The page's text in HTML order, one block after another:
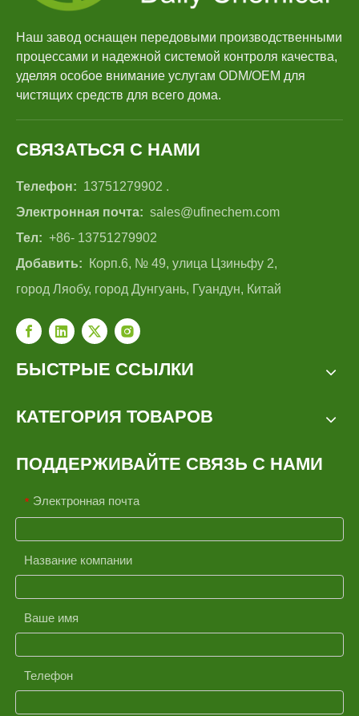
Наш завод оснащен передовыми производственными
процессами и надежной системой контроля качества,
уделяя особое внимание услугам ODM/OEM для
чистящих средств для всего дома.
СВЯЗАТЬСЯ С НАМИ
Телефон: 13751279902 .
Электронная почта: sales@ufinechem.com
Тел: +86- 13751279902
Добавить:
Корп.6, № 49, улица Цзиньфу 2,
город Ляобу, город Дунгуань, Гуандун, Китай
БЫСТРЫЕ ССЫЛКИ
КАТЕГОРИЯ ТОВАРОВ
ПОДДЕРЖИВАЙТЕ СВЯЗЬ С НАМИ
* Электронная почта
Название компании
Ваше имя
Телефон